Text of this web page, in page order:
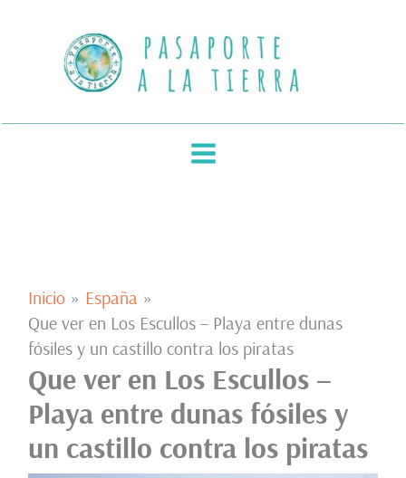
contenido
Inicio
España
Que ver en Los Escullos – Playa entre dunas
fósiles y un castillo contra los piratas
Que ver en Los Escullos –
Playa entre dunas fósiles y
un castillo contra los piratas